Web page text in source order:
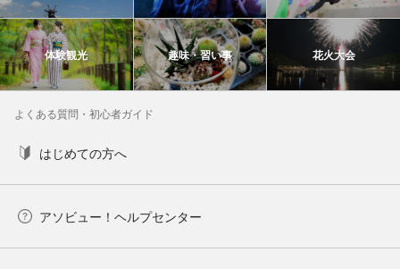
体験観光 趣味・習い事 花火大会
よくある質問・初心者ガイド
はじめての方へ
アソビュー！ヘルプセンター